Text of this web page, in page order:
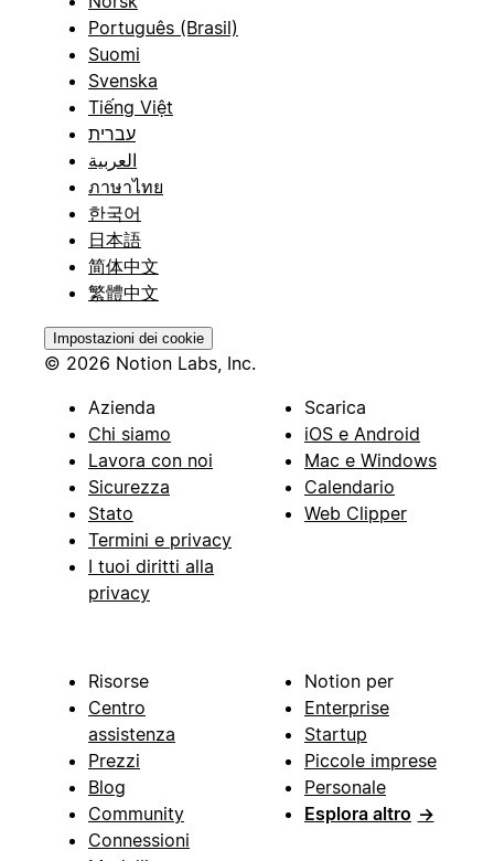
Português (Brasil)
Suomi
Svenska
Tiếng Việt
עברית
العربية
ภาษาไทย
한국어
日本語
简体中文
繁體中文
Impostazioni dei cookie
© 2026 Notion Labs, Inc.
Azienda
Chi siamo
Lavora con noi
Sicurezza
Stato
Termini e privacy
I tuoi diritti alla
privacy
Scarica
iOS e Android
Mac e Windows
Calendario
Web Clipper
Risorse
Centro
assistenza
Prezzi
Blog
Community
Connessioni
Notion per
Enterprise
Startup
Piccole imprese
Personale
Esplora altro →